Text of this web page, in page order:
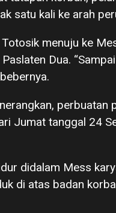
satu kali ke arah
menuju ke
Dua.
perbuatan
Jumat tanggal 24
didalam Mess
di atas badan